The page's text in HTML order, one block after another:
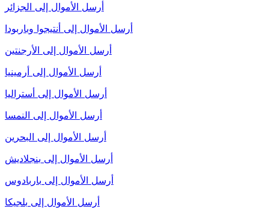
أرسل الأموال إلى الجزائر
أرسل الأموال إلى أنتيجوا وباربودا
أرسل الأموال إلى الأرجنتين
أرسل الأموال إلى أرمينيا
أرسل الأموال إلى أستراليا
أرسل الأموال إلى النمسا
أرسل الأموال إلى البحرين
أرسل الأموال إلى بنجلاديش
أرسل الأموال إلى باربادوس
أرسل الأموال إلى بلجيكا